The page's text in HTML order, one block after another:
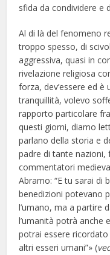
sfida da condividere e
Al di là del fenomeno
troppo spesso, di
aggressiva, quasi in
rivelazione religiosa
forza, dev’essere ed
tranquillità, volevo
rapporto particolare fra
questi giorni, diamo
parlano della storia e
padre di tante nazioni,
commentatori
Abramo: “E tu sarai di
benedizioni potevano
l’umano, ma a partire
l’umanità potrà anche
potrai essere
altri esseri umani”» (